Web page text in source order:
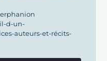
d-un-
auteurs-et-récits-